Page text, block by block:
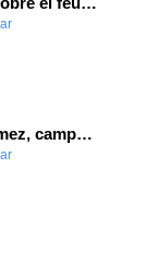
-
Podcast 25/26 - Sandra Gómez, campeona de Enduro
-